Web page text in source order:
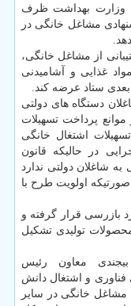
وزارت بهداشت ظرف
مشاغل خانگی در
از مشاغل خانگی،
غذایی و آشامیدنی
ستاد عرضه كند.
دستگاه های دولتی
پرداخت تسهیلات
اشتغال خانگی
در حالیكه قانون
شاغلان دولتی ندارد
صورتیكه اولویت طرح با
مورد بازرسی قرار گرفته و
تولیدی تشكیل
معاون رئیس
و اشتغال دانش
مشاغل خانگی در سایر